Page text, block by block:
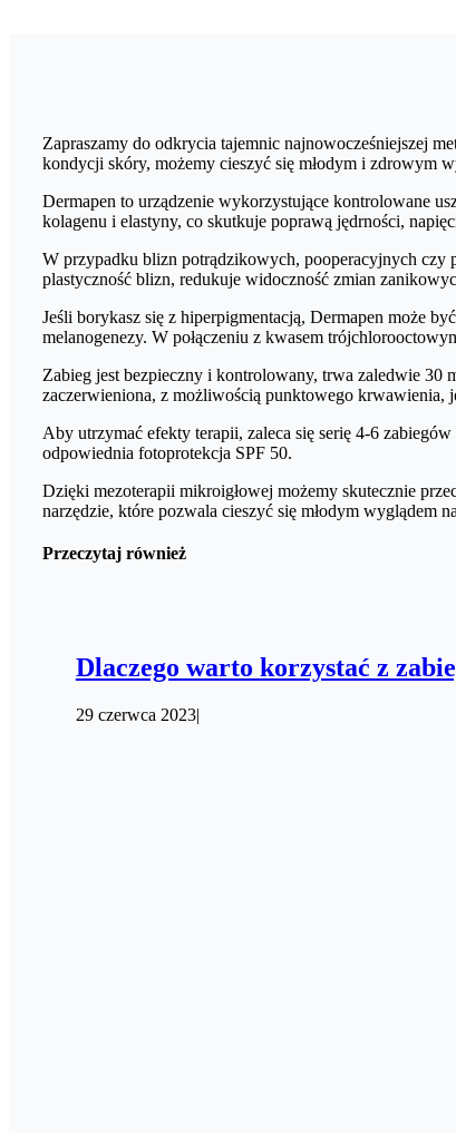
Zapraszamy do odkrycia tajemnic najnowocześniejszej
kondycji skóry, możemy cieszyć się młodym i zdrowym
Dermapen to urządzenie wykorzystujące kontrolowane
kolagenu i elastyny, co skutkuje poprawą jędrności,
W przypadku blizn potrądzikowych, pooperacyjnych czy
plastyczność blizn, redukuje widoczność zmian
Jeśli borykasz się z hiperpigmentacją, Dermapen może
melanogenezy. W połączeniu z kwasem
Zabieg jest bezpieczny i kontrolowany, trwa zaledwie 30
zaczerwieniona, z możliwością punktowego krwawienia,
Aby utrzymać efekty terapii, zaleca się serię 4-6
odpowiednia fotoprotekcja SPF 50.
Dzięki mezoterapii mikroigłowej możemy skutecznie
narzędzie, które pozwala cieszyć się młodym wyglądem
Przeczytaj również
Dlaczego warto korzystać z
29 czerwca 2023|